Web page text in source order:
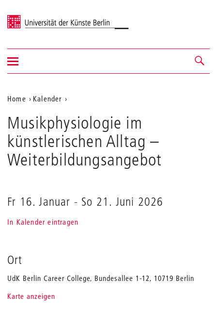
Universität der Künste Berlin
Navigation &
Suche
Navigation
ein-/ausblenden
Aktuelle
Position
auf
der
Webseite
Home
Kalender
künstlerischen
Alltag
Musikphysiologie im
künstlerischen Alltag –
Weiterbildungsangebot
Fr 16. Januar - So 21. Juni 2026
In Kalender eintragen
Ort
UdK Berlin Career College, Bundesallee 1-12, 10719 Berlin
Karte anzeigen